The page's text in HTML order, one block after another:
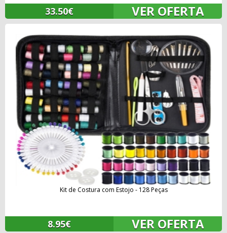
33.50€ VER OFERTA
Kit de Costura com Estojo - 128 Peças
8.95€ VER OFERTA